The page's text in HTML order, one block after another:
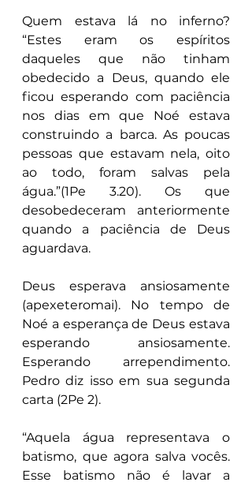
Quem estava lá no inferno?
“Estes eram os espíritos
daqueles que não tinham
obedecido a Deus, quando ele
ficou esperando com paciência
nos dias em que Noé estava
construindo a barca. As poucas
pessoas que estavam nela, oito
ao todo, foram salvas pela
água.”(1Pe 3.20). Os que
desobedeceram anteriormente
quando a paciência de Deus
aguardava.
Deus esperava ansiosamente
(apexeteromai). No tempo de
Noé a esperança de Deus estava
esperando ansiosamente.
Esperando arrependimento.
Pedro diz isso em sua segunda
carta (2Pe 2).
“Aquela água representava o
batismo, que agora salva vocês.
Esse batismo não é lavar a